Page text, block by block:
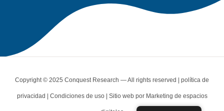
Copyright © 2025 Conquest Research — All rights reserved | política de
privacidad | Condiciones de uso| Sitio web por Marketing de espacios